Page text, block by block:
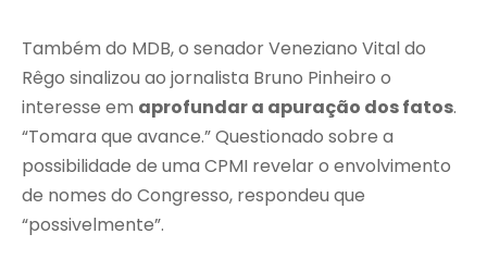
Também do MDB, o senador Veneziano Vital do
Rêgo sinalizou ao jornalista Bruno Pinheiro o
interesse em aprofundar a apuração dos fatos.
“Tomara que avance.” Questionado sobre a
possibilidade de uma CPMI revelar o envolvimento
de nomes do Congresso, respondeu que
“possivelmente”.